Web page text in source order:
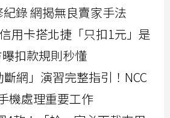
錄 網揭無良賣家手法
用卡搭北捷「只扣1元」是
扣款規則秒懂
網」演習完整指引！NCC
機處理重要工作